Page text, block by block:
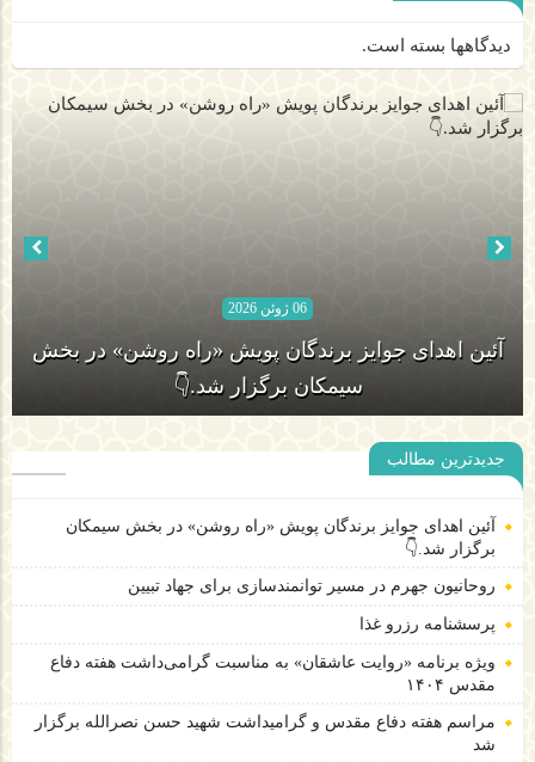
دیدگاهها بسته است.
06 ژوئن 2026
آئین اهدای جوایز برندگان پویش «راه روشن» در بخش
سیمکان برگزار شد.👇
روحانیون جهرم در مسیر توانمندسازی برای جهاد تبیین
جدیدترین مطالب
آئین اهدای جوایز برندگان پویش «راه روشن» در بخش سیمکان
برگزار شد.👇
روحانیون جهرم در مسیر توانمندسازی برای جهاد تبیین
پرسشنامه رزرو غذا
ویژه برنامه «روایت عاشقان» به مناسبت گرامی‌داشت هفته دفاع
مقدس ۱۴۰۴
مراسم هفته دفاع مقدس و گرامیداشت شهید حسن نصرالله برگزار
شد